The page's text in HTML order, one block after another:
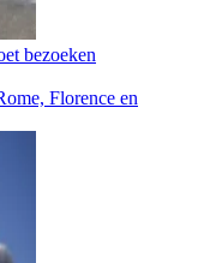
bezoeken
Florence en